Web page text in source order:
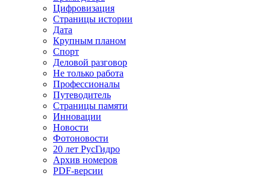
Цифровизация
Страницы истории
Дата
Крупным планом
Спорт
Деловой разговор
Не только работа
Профессионалы
Путеводитель
Страницы памяти
Инновации
Новости
Фотоновости
20 лет РусГидро
Архив номеров
PDF-версии